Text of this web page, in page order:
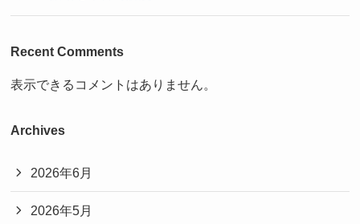
Recent Comments
表示できるコメントはありません。
Archives
2026年6月
2026年5月